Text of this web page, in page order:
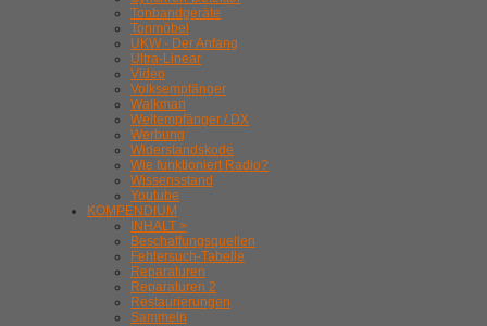
Tonbandgeräte
Tonmöbel
UKW - Der Anfang
Ultra-Linear
Video
Volksempfänger
Walkman
Weltempfänger / DX
Werbung
Widerstandskode
Wie funktioniert Radio?
Wissensstand
Youtube
KOMPENDIUM
INHALT >
Beschaffungsquellen
Fehlersuch-Tabelle
Reparaturen
Reparaturen 2
Restaurierungen
Sammeln